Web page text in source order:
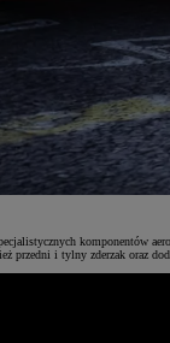
komponentów
i tylny zderzak oraz